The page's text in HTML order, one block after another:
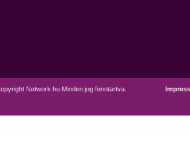
Network.hu Minden jog fenntartva.